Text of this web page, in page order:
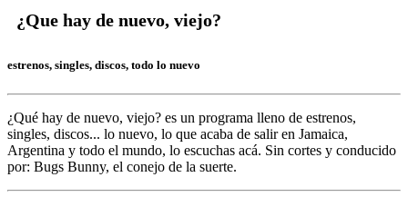
¿Que hay de nuevo, viejo?
estrenos, singles, discos, todo lo nuevo
¿Qué hay de nuevo, viejo? es un programa lleno de estrenos,
singles, discos... lo nuevo, lo que acaba de salir en Jamaica,
Argentina y todo el mundo, lo escuchas acá. Sin cortes y conducido
por: Bugs Bunny, el conejo de la suerte.